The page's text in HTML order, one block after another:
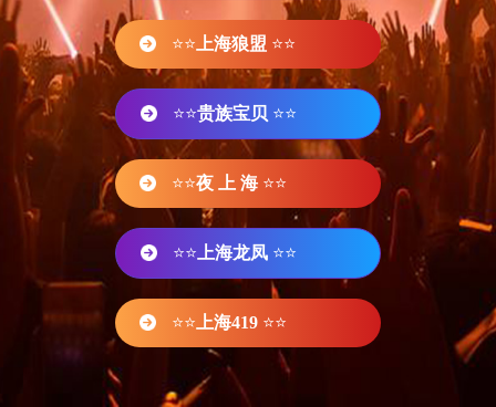
⭐⭐ 上海狼盟 ⭐⭐
⭐⭐贵族宝贝 ⭐⭐
⭐⭐夜 上 海 ⭐⭐
⭐⭐ 上海龙凤 ⭐⭐
⭐⭐ 上海419 ⭐⭐